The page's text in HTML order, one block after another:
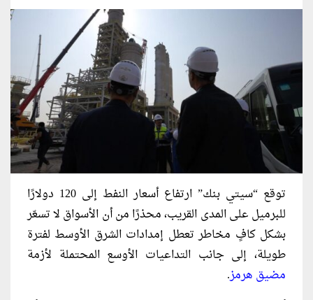
توقع “سيتي بنك” ارتفاع أسعار النفط إلى 120 دولارًا
للبرميل على المدى القريب، محذرًا من أن الأسواق لا تسعّر
بشكل كافٍ مخاطر تعطل إمدادات الشرق الأوسط لفترة
طويلة، إلى جانب التداعيات الأوسع المحتملة لأزمة
مضيق هرمز.